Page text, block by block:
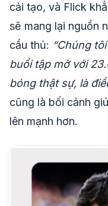
cải tạo, và Flick
sẽ mang lại nguồn
cầu thủ: “Chúng
buổi tập mở với
bóng thật sự, là
cũng là bối cảnh
lên mạnh hơn.